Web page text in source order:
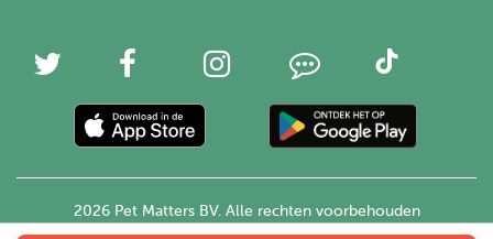
2026 Pet Matters BV. Alle rechten voorbehouden